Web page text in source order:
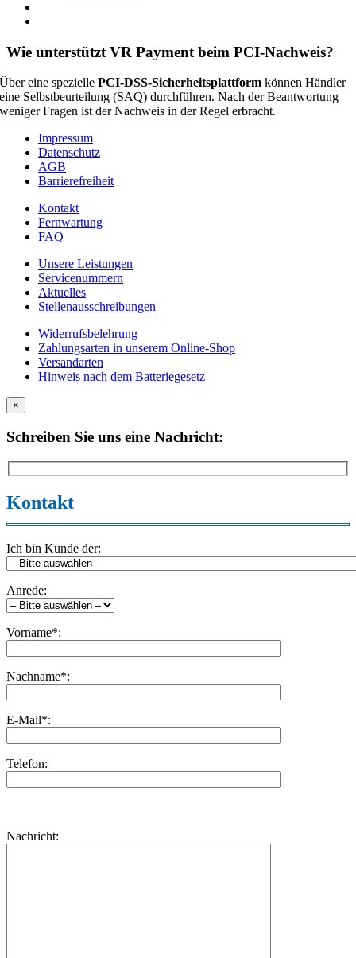
Wie unterstützt VR Payment beim PCI-Nachweis?
Über eine speziellePCI-DSS-Sicherheitsplattform können Händler
eine Selbstbeurteilung (SAQ) durchführen. Nach der Beantwortung
weniger Fragen ist der Nachweis in der Regel erbracht.
Impressum
Datenschutz
AGB
Barrierefreiheit
Kontakt
Fernwartung
FAQ
Unsere Leistungen
Servicenummern
Aktuelles
Stellenausschreibungen
Widerrufsbelehrung
Zahlungsarten in unserem Online-Shop
Versandarten
Hinweis nach dem Batteriegesetz
×
Schreiben Sie uns eine Nachricht:
Kontakt
Ich bin Kunde der:
Anrede:
Vorname*:
Nachname*:
E-Mail*:
Telefon:
dieses
lasse
Nachricht: